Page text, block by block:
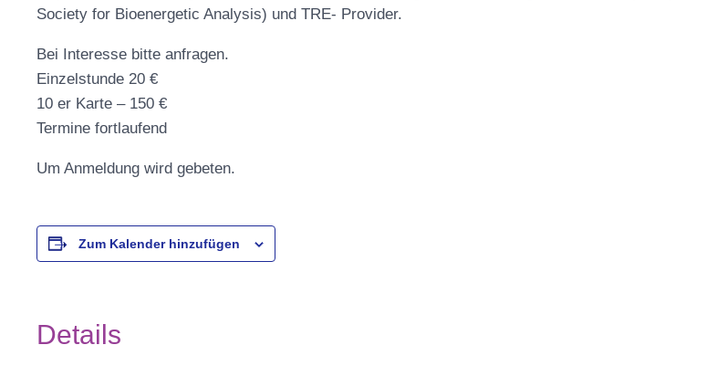
Society for Bioenergetic Analysis) und TRE- Provider.
Bei Interesse bitte anfragen.
Einzelstunde 20 €
10 er Karte – 150 €
Termine fortlaufend
Um Anmeldung wird gebeten.
Zum Kalender hinzufügen
Details